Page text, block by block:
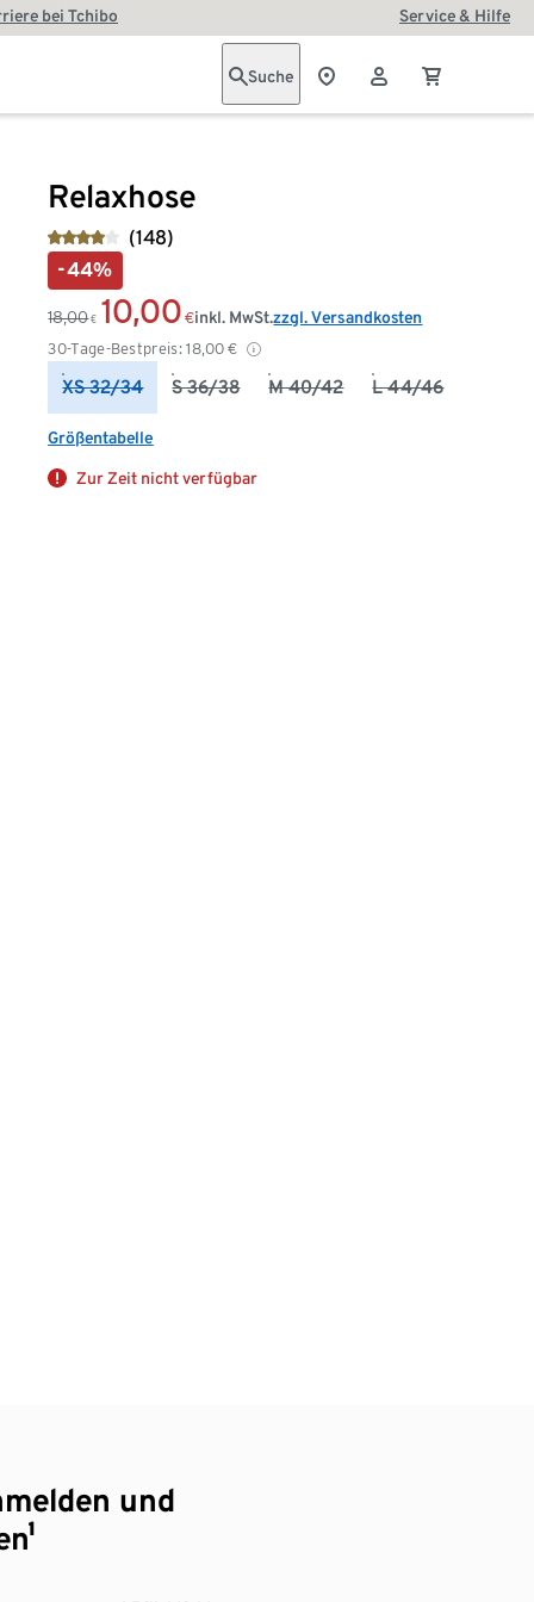
bei Tchibo Service & Hilfe
Suche
Relaxhose
(148)
-44%
18,00 € 10,00 €
30-Tage-Bestpreis: 18,00 €
inkl. MwSt.zzgl. Versandkosten
XS 32/34 S 36/38 M 40/42 L 44/46
Größentabelle
Zur Zeit nicht verfügbar
und